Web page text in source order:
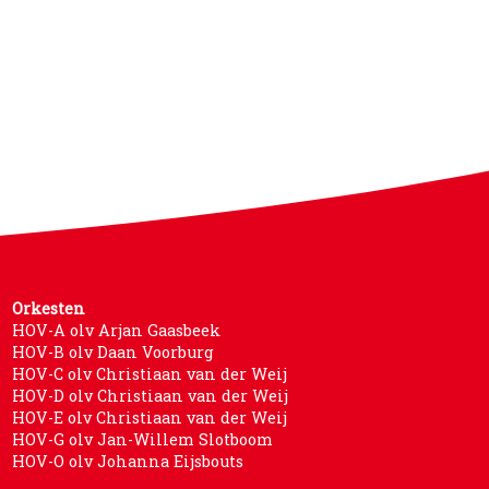
Orkesten
HOV-A olv Arjan Gaasbeek
HOV-B olv Daan Voorburg
HOV-C olv Christiaan van der Weij
HOV-D olv Christiaan van der Weij
HOV-E olv Christiaan van der Weij
HOV-G olv Jan-Willem Slotboom
HOV-O olv Johanna Eijsbouts